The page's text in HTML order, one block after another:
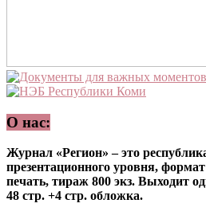
О нас:
Журнал «Регион» – это
презентационного уровня,
печать, тираж 800 экз. Выходит
48 стр. +4 стр. обложка.